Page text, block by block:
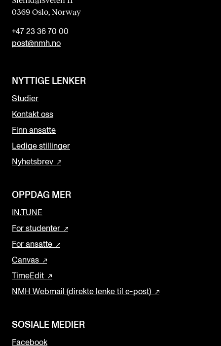
0369 Oslo, Norway
+47 23 36 70 00
post@nmh.no
NYTTIGE LENKER
Studier
Kontakt oss
Finn ansatte
Ledige stillinger
Nyhetsbrev
OPPDAG MER
IN.TUNE
For studenter
For ansatte
Canvas
TimeEdit
NMH Webmail (direkte lenke til e-post)
SOSIALE MEDIER
Facebook